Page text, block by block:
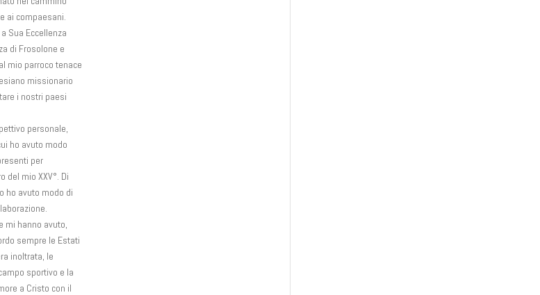
ai compaesani.
Sua Eccellenza
di Frosolone e
mio parroco tenace
missionario
i nostri paesi
personale,
ho avuto modo
per
mio XXV°. Di
ho avuto modo di
mi hanno avuto,
sempre le Estati
inoltrata, le
sportivo e la
a Cristo con il